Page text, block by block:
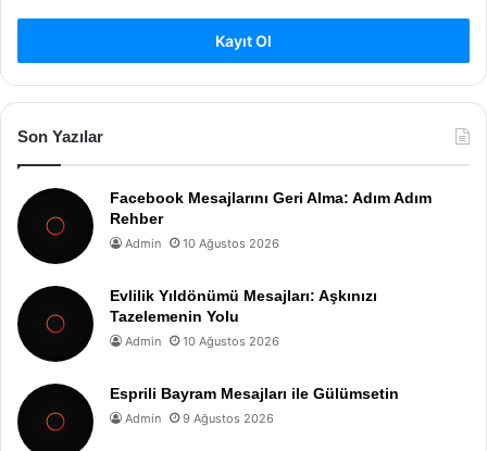
Kayıt Ol
Son Yazılar
Facebook Mesajlarını Geri Alma: Adım Adım
Rehber
Admin 10 Ağustos 2026
Evlilik Yıldönümü Mesajları: Aşkınızı
Tazelemenin Yolu
Admin 10 Ağustos 2026
Esprili Bayram Mesajları ile Gülümsetin
Admin 9 Ağustos 2026